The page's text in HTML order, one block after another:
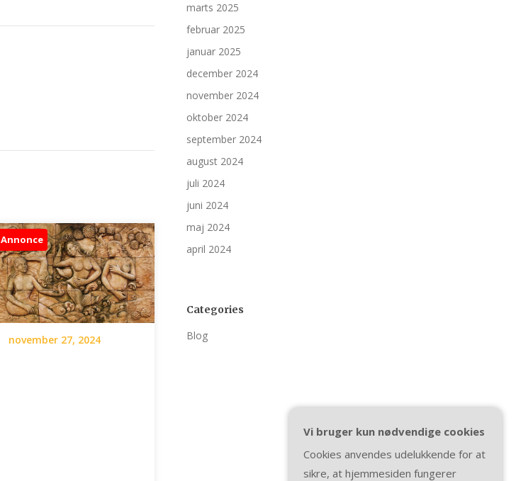
Annonce
november 27, 2024
marts 2025
februar 2025
januar 2025
december 2024
november 2024
oktober 2024
september 2024
august 2024
juli 2024
juni 2024
maj 2024
april 2024
Categories
Blog
Vi bruger kun nødvendige cookies
Cookies anvendes udelukkende for at
sikre, at hjemmesiden fungerer